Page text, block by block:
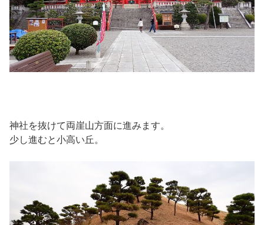
神社を抜けて両崖山方面に進みます。
少し進むと小高い丘。